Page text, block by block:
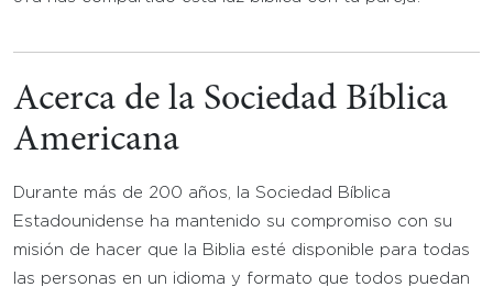
Acerca de la Sociedad Bíblica
Americana
Durante más de 200 años, la Sociedad Bíblica
Estadounidense ha mantenido su compromiso con su
misión de hacer que la Biblia esté disponible para todas
las personas en un idioma y formato que todos puedan